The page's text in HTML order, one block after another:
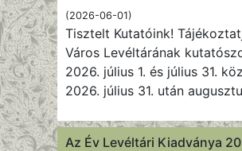
(2026-06-01)
Tisztelt Kutatóink!
Város Levéltárának
2026. július 1. és július 31.
2026. július 31. után
Az Év Levéltári Kiadványa